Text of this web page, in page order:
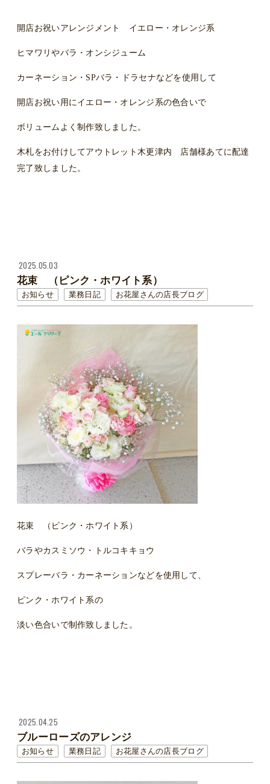
開店お祝いアレンジメント イエロー・オレンジ系
ヒマワリやバラ・オンシジューム
カーネーション・SPバラ・ドラセナなどを使用して
開店お祝い用にイエロー・オレンジ系の色合いで
ボリュームよく制作致しました。
木札をお付けしてアウトレット木更津内 店舗様あてに配達
完了致しました。
2025.05.03
花束 （ピンク・ホワイト系）
お知らせ 業務日記 お花屋さんの店長ブログ
花束 （ピンク・ホワイト系）
バラやカスミソウ・トルコキキョウ
スプレーバラ・カーネーションなどを使用して、
ピンク・ホワイト系の
淡い色合いで制作致しました。
2025.04.25
ブルーローズのアレンジ
お知らせ 業務日記 お花屋さんの店長ブログ